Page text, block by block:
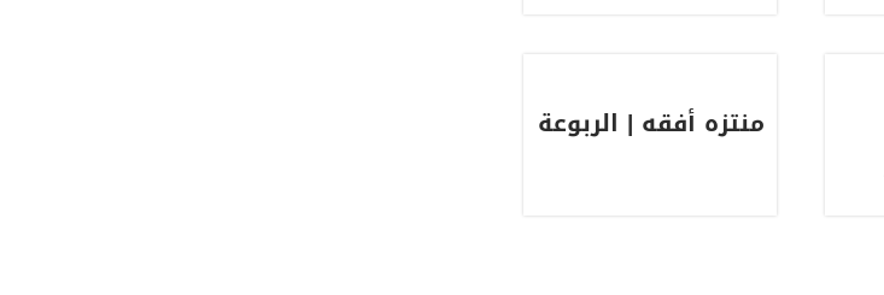
منتزه أفقه | الربوعة